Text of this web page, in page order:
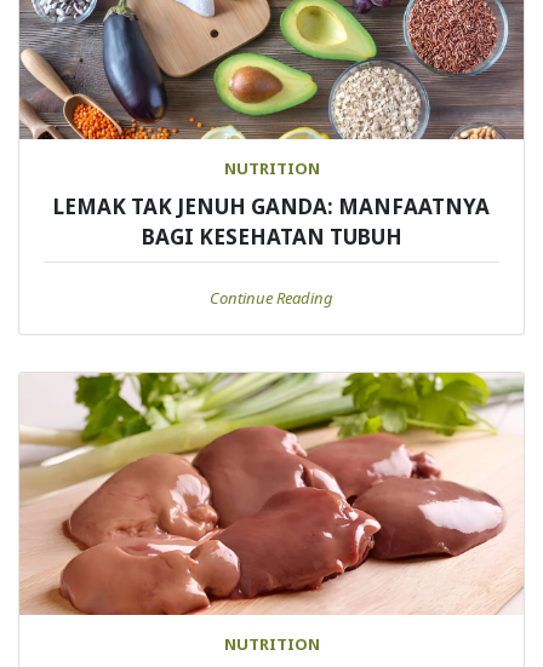
NUTRITION
LEMAK TAK JENUH GANDA: MANFAATNYA
BAGI KESEHATAN TUBUH
Continue Reading
NUTRITION